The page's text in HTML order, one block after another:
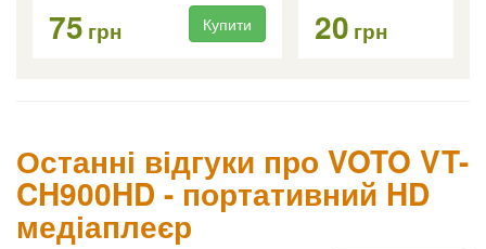
75 грн Купити 20 грн
Останні відгуки про VOTO VT-
CH900HD - портативний HD
медіаплеєр